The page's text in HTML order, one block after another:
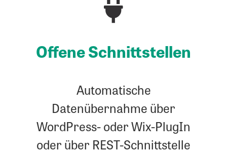
Offe­ne Schnittstellen
Automatische
Datenübernahme über
WordPress- oder Wix-PlugIn
oder über REST-Schnittstelle